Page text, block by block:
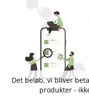
Det beløb, vi bliver
produkter -